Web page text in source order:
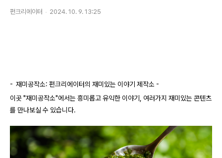
펀크리에이터 2024. 10. 9. 13:25
- 재미공작소: 펀크리에이터의 재미있는 이야기 제작소 -
이곳 "재미공작소"에서는 흥미롭고 유익한 이야기, 여러가지 재미있는 콘텐츠
를 만나보실 수 있습니다.